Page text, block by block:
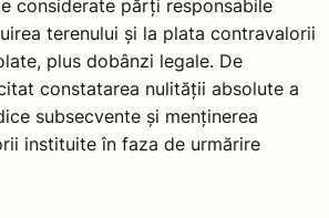
considerate părți responsabile
terenului și la plata contravalorii
plus dobânzi legale. De
constatarea nulității absolute a
subsecvente și menținerea
instituite în faza de urmărire